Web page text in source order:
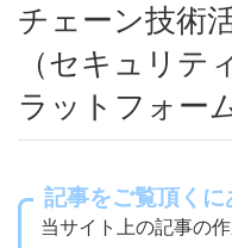
チェーン技術
（セキュリテ
ラットフォー
記事をご覧頂く
当サイト上の記事の